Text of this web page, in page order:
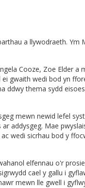
a llywodraeth. Ym
Cooze, Zoe Elder a
gwaith wedi bod yn
ddwy thema sydd
mewn newid lefel
addysgeg. Mae
wedi sicrhau bod y
elfennau o'r
cael y gallu i
mewn lle gwell i